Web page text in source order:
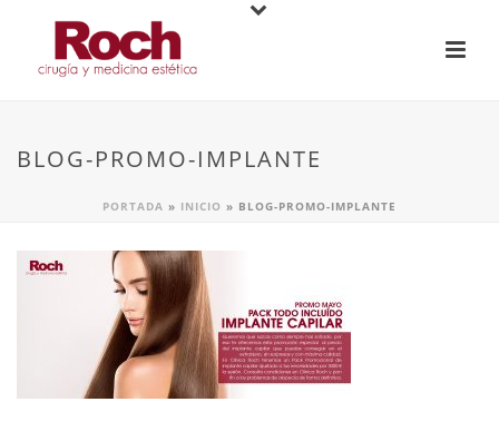
BLOG-PROMO-IMPLANTE
PORTADA » INICIO » BLOG-PROMO-IMPLANTE